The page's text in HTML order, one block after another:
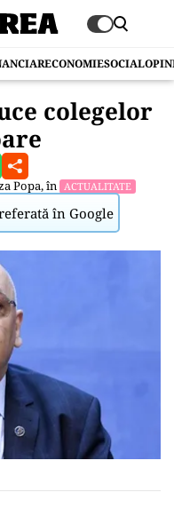
ECONOMIESOCIAL
colegelor
Popa, în ACTUALITATE
în Google